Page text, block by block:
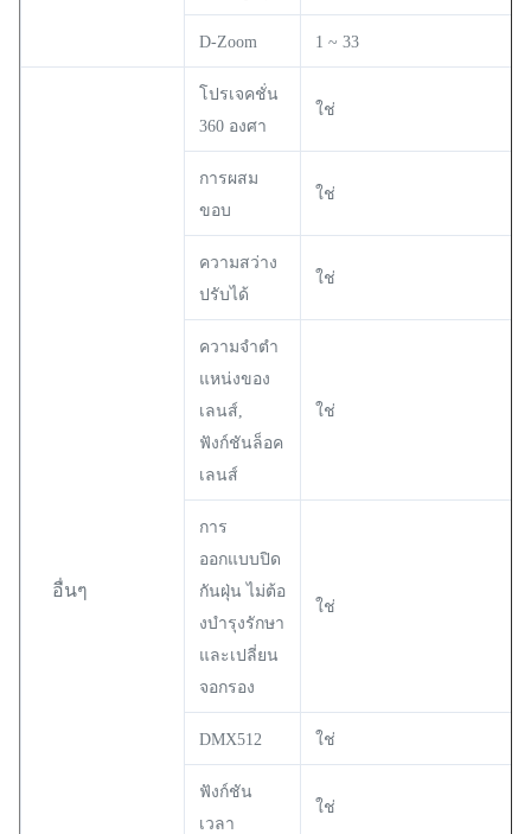
D-Zoom 1 ~ 33
อื่นๆ
โปรเจคชั่น
360 องศา
ใช่
การผสม
ขอบ
ใช่
ความสว่าง
ปรับได้
ใช่
ความจําตํา
แหน่งของ
เลนส์,
ฟังก์ชันล็อค
เลนส์
ใช่
การ
ออกแบบปิด
กันฝุ่น ไม่ต้อ
งบํารุงรักษา
และเปลี่ยน
จอกรอง
ใช่
DMX512 ใช่
ฟังก์ชัน
เวลา
ใช่